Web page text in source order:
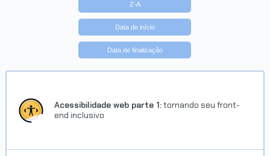
Trilha Figma
Concluído em 08/09/2023
Z-A
Data de início
Data de finalização
Acessibilidade web parte 1:tornando seu front-
end inclusivo